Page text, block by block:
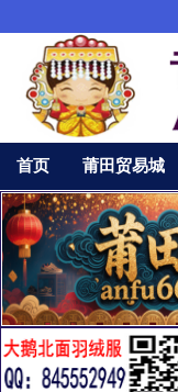
首页 莆田贸易城